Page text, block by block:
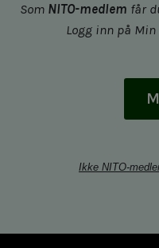
Som NITO-medlem får
Logg inn på
Ikke NITO-